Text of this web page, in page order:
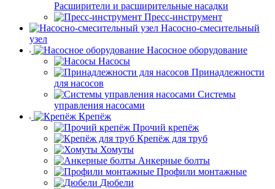
Расширители и расширительные насадки
Пресс-инструмент
Насосно-смесительный
узел
Насосное оборудование
Насосы
Принадлежности
для насосов
Системы
управления насосами
Крепёж
Прочий крепёж
Крепёж для труб
Хомуты
Анкерные болты
Профили монтажные
Дюбели